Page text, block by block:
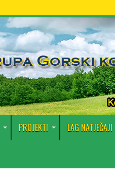
PROJEKTI LAG NATJEČAJI